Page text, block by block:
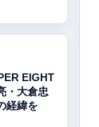
EIGHT
・大倉忠
経緯を